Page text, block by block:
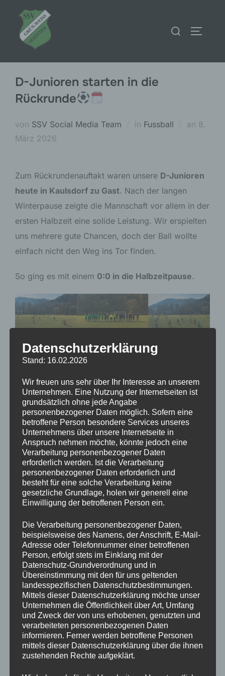
springen
Suchen
D-Junioren starten in die
Rückrunde
von SSV Social Media Team in Fussball an 8.
März 2026
Zum Rückrundenauftakt waren unsere D-Junioren
heute in Kaulsdorf zu Gast. Nach der langen
Winterpause zeigte die Mannschaft vor allem in der
ersten Halbzeit eine solide Leistung. Wir erspielten
uns mehrere gute Chancen, doch der Ball wollte
einfach nicht den Weg ins Tor finden.
So ging es mit einem 0:0 in die Halbzeitpause.
Auch nach dem Seitenwechsel entwickelte sich ein
offenes Spiel mit Möglichkeiten auf beiden Seiten.
Beide Teams kämpften um jeden Ball und suchten
den entscheidenden Treffer.
Kurz vor Schluss kam es dann zu einer
entscheidenden Szene: Nach einer Ecke entschied
der Schiedsrichter auf Elfmeter für Kaulsdorf. Die
Gastgeber nutzten diese Chance und gingen
mit1:0in Führung.
Am Ende eine unglückliche Niederlage für unsere
D-Junioren in einem Spiel, in dem deutlich mehr
drin gewesen wäre. Einsatz und Einstellung der
Mannschaft haben jedoch absolut gestimmt.
Weiter geht es bereits nächsten Sonntag zu Hause
Datenschutzerklärung
Stand: 16.02.2026
Wir freuen uns sehr über Ihr Interesse an unserem
Unternehmen. Eine Nutzung der Internetseiten ist
grundsätzlich ohne jede Angabe
personenbezogener Daten möglich. Sofern eine
betroffene Person besondere Services unseres
Unternehmens über unsere Internetseite in
Anspruch nehmen möchte, könnte jedoch eine
Verarbeitung personenbezogener Daten
erforderlich werden. Ist die Verarbeitung
personenbezogener Daten erforderlich und
besteht für eine solche Verarbeitung keine
gesetzliche Grundlage, holen wir generell eine
Einwilligung der betroffenen Person ein.
Die Verarbeitung personenbezogener Daten,
beispielsweise des Namens, der Anschrift, E-Mail-
Adresse oder Telefonnummer einer betroffenen
Person, erfolgt stets im Einklang mit der
Datenschutz-Grundverordnung und in
Übereinstimmung mit den für uns geltenden
landesspezifischen Datenschutzbestimmungen.
Mittels dieser Datenschutzerklärung möchte unser
Unternehmen die Öffentlichkeit über Art, Umfang
und Zweck der von uns erhobenen, genutzten und
verarbeiteten personenbezogenen Daten
informieren. Ferner werden betroffene Personen
mittels dieser Datenschutzerklärung über die ihnen
zustehenden Rechte aufgeklärt.